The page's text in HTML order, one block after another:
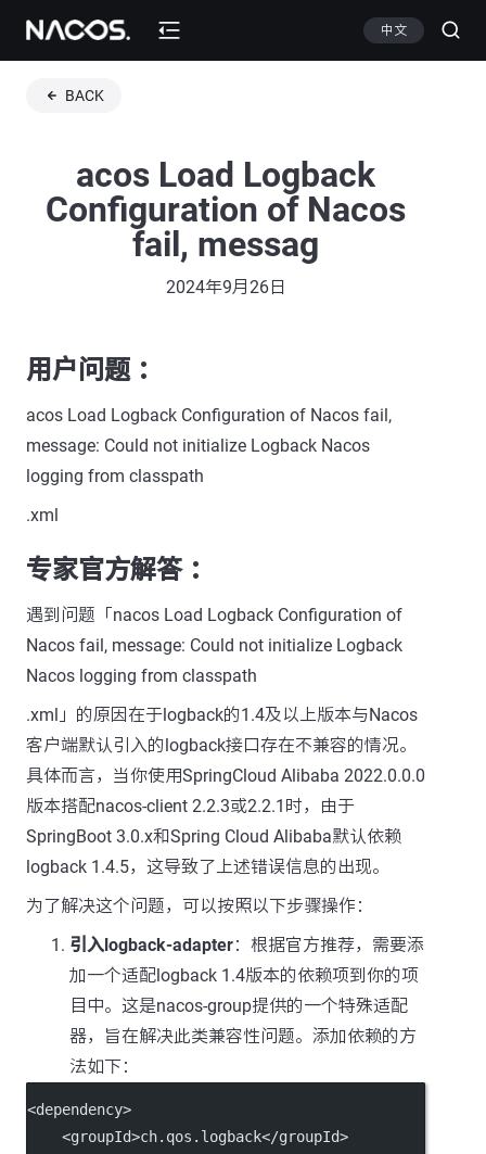
中文
BACK
acos Load Logback
Configuration of Nacos
fail, messag
2024年9月26日
用户问题 ：
acos Load Logback Configuration of Nacos fail,
message: Could not initialize Logback Nacos
logging from classpath
.xml
专家官方解答 ：
遇到问题「nacos Load Logback Configuration of
Nacos fail, message: Could not initialize Logback
Nacos logging from classpath
.xml」的原因在于logback的1.4及以上版本与Nacos
客户端默认引入的logback接口存在不兼容的情况。
具体而言，当你使用SpringCloud Alibaba 2022.0.0.0
版本搭配nacos-client 2.2.3或2.2.1时，由于
SpringBoot 3.0.x和Spring Cloud Alibaba默认依赖
logback 1.4.5，这导致了上述错误信息的出现。
为了解决这个问题，可以按照以下步骤操作：
引入logback-adapter：根据官方推荐，需要添
加一个适配logback 1.4版本的依赖项到你的项
目中。这是nacos-group提供的一个特殊适配
器，旨在解决此类兼容性问题。添加依赖的方
法如下：
<dependency>
    <
groupId>ch.qos.logback</groupId>